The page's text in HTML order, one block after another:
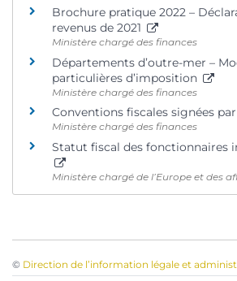
Brochure pratique 2022 –
revenus de 2021
Ministère chargé des finances
Départements d’outre-mer –
particulières d’imposition
Ministère chargé des finances
Conventions fiscales signées
Ministère chargé des finances
Statut fiscal des fonctionnaires
Ministère chargé de l’Europe et des
© Direction de l’information légale et